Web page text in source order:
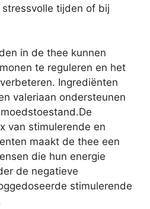
tijden of bij
in de thee kunnen
te reguleren en het
Ingrediënten
valeriaan ondersteunen
van stimulerende en
maakt de thee een
die hun energie
de negatieve
stimulerende